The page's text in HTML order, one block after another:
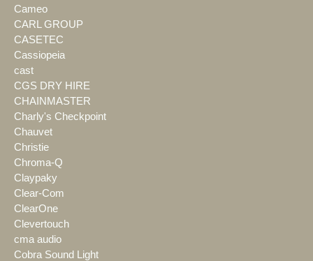
Cameo
CARL GROUP
CASETEC
Cassiopeia
cast
CGS DRY HIRE
CHAINMASTER
Charly's Checkpoint
Chauvet
Christie
Chroma-Q
Claypaky
Clear-Com
ClearOne
Clevertouch
cma audio
Cobra Sound Light